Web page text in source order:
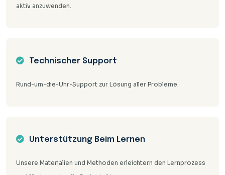
aktiv anzuwenden.
Technischer Support
Rund-um-die-Uhr-Support zur Lösung aller Probleme.
Unterstützung Beim Lernen
Unsere Materialien und Methoden erleichtern den Lernprozess